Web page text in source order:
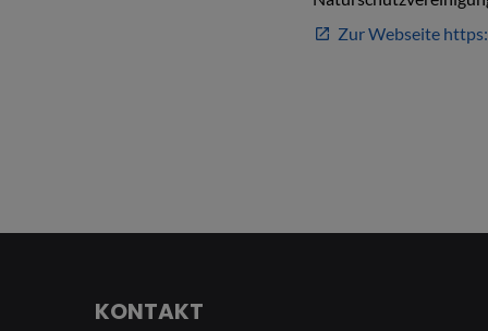
KONTAKT